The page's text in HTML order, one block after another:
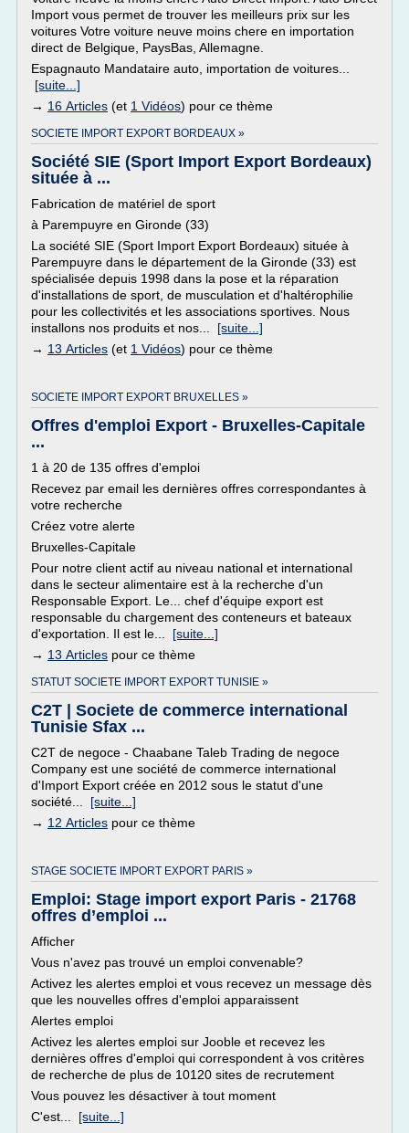
Import vous permet de trouver les meilleurs prix sur les
voitures Votre voiture neuve moins chere en importation
direct de Belgique, PaysBas, Allemagne.
Espagnauto Mandataire auto, importation de voitures...
[suite...]
→ 16 Articles (et 1 Vidéos) pour ce thème
SOCIETE IMPORT EXPORT BORDEAUX »
Société SIE (Sport Import Export Bordeaux)
située à ...
Fabrication de matériel de sport
à Parempuyre en Gironde (33)
La société SIE (Sport Import Export Bordeaux) située à
Parempuyre dans le département de la Gironde (33) est
spécialisée depuis 1998 dans la pose et la réparation
d'installations de sport, de musculation et d'haltérophilie
pour les collectivités et les associations sportives. Nous
installons nos produits et nos... [suite...]
→ 13 Articles (et 1 Vidéos) pour ce thème
SOCIETE IMPORT EXPORT BRUXELLES »
Offres d'emploi Export - Bruxelles-Capitale
...
1 à 20 de 135 offres d'emploi
Recevez par email les dernières offres correspondantes à
votre recherche
Créez votre alerte
Bruxelles-Capitale
Pour notre client actif au niveau national et international
dans le secteur alimentaire est à la recherche d'un
Responsable Export. Le... chef d'équipe export est
responsable du chargement des conteneurs et bateaux
d'exportation. Il est le... [suite...]
→ 13 Articles pour ce thème
STATUT SOCIETE IMPORT EXPORT TUNISIE »
C2T | Societe de commerce international
Tunisie Sfax ...
C2T de negoce - Chaabane Taleb Trading de negoce
Company est une société de commerce international
d'Import Export créée en 2012 sous le statut d'une
société... [suite...]
→ 12 Articles pour ce thème
STAGE SOCIETE IMPORT EXPORT PARIS »
Emploi: Stage import export Paris - 21768
offres d’emploi ...
Afficher
Vous n'avez pas trouvé un emploi convenable?
Activez les alertes emploi et vous recevez un message dès
que les nouvelles offres d'emploi apparaissent
Alertes emploi
Activez les alertes emploi sur Jooble et recevez les
dernières offres d'emploi qui correspondent à vos critères
de recherche de plus de 10120 sites de recrutement
Vous pouvez les désactiver à tout moment
C'est... [suite...]